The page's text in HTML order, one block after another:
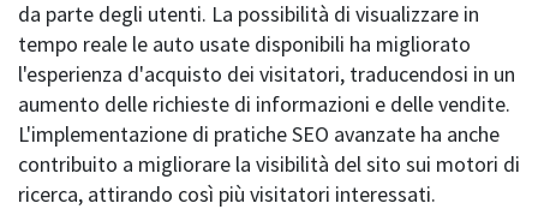
da parte degli utenti. La possibilità di visualizzare in
tempo reale le auto usate disponibili ha migliorato
l'esperienza d'acquisto dei visitatori, traducendosi in un
aumento delle richieste di informazioni e delle vendite.
L'implementazione di pratiche SEO avanzate ha anche
contribuito a migliorare la visibilità del sito sui motori di
ricerca, attirando così più visitatori interessati.